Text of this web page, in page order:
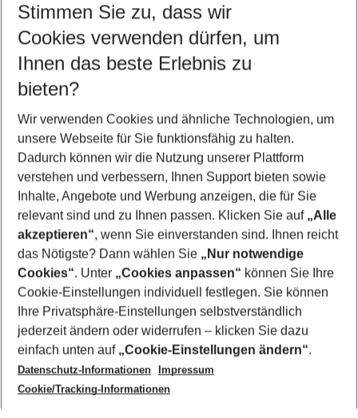
Abflughafen wählen
Beliebiger Abflughafen
Reisezeitraum wählen
08.08.26– 06.08.27 5-8 Nächte
2 Erwachsene Keine Kinder
Mehr Filter anzeigen
Footer
Footer navigation
Über uns
AGB
Cookie-Einstellungen ändern
Cookie-Richtlinie
Datenschutz
Service & Hilfe
Barrierefreies Reisen
Check-in
Folgen Sie uns
Stimmen Sie zu, dass wir
Cookies verwenden dürfen, um
Ihnen das beste Erlebnis zu
bieten?
Wir verwenden Cookies und ähnliche Technologien, um
unsere Webseite für Sie funktionsfähig zu halten.
Dadurch können wir die Nutzung unserer Plattform
verstehen und verbessern, Ihnen Support bieten sowie
Inhalte, Angebote und Werbung anzeigen, die für Sie
relevant sind und zu Ihnen passen. Klicken Sie auf „Alle
akzeptieren“, wenn Sie einverstanden sind. Ihnen reicht
das Nötigste? Dann wählen Sie „Nur notwendige
Cookies“. Unter „Cookies anpassen“ können Sie Ihre
Cookie-Einstellungen individuell festlegen. Sie können
Ihre Privatsphäre-Einstellungen selbstverständlich
jederzeit ändern oder widerrufen – klicken Sie dazu
einfach unten auf „Cookie-Einstellungen ändern“.
Datenschutz-Informationen
Impressum
Cookie/Tracking-Informationen